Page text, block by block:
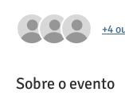
+4
Sobre o evento